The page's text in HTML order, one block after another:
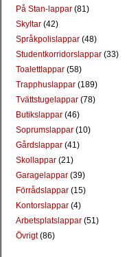
På Stan-lappar (81)
Skyltar (42)
Språkpolislappar (48)
Studentkorridorslappar (33)
Toalettlappar (58)
Trapphuslappar (189)
Tvättstugelappar (78)
Butikslappar (46)
Soprumslappar (10)
Gårdslappar (41)
Skollappar (21)
Garagelappar (39)
Förrådslappar (15)
Kontorslappar (4)
Arbetsplatslappar (51)
Övrigt(86)